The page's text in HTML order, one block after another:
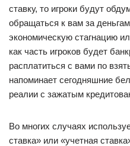
ставку, то игроки будут
обращаться к вам за
экономическую стагнацию
как часть игроков будет
расплатиться с вами по
напоминает сегодняшние
реалии с зажатым
Во многих случаях
ставка» или «учетная